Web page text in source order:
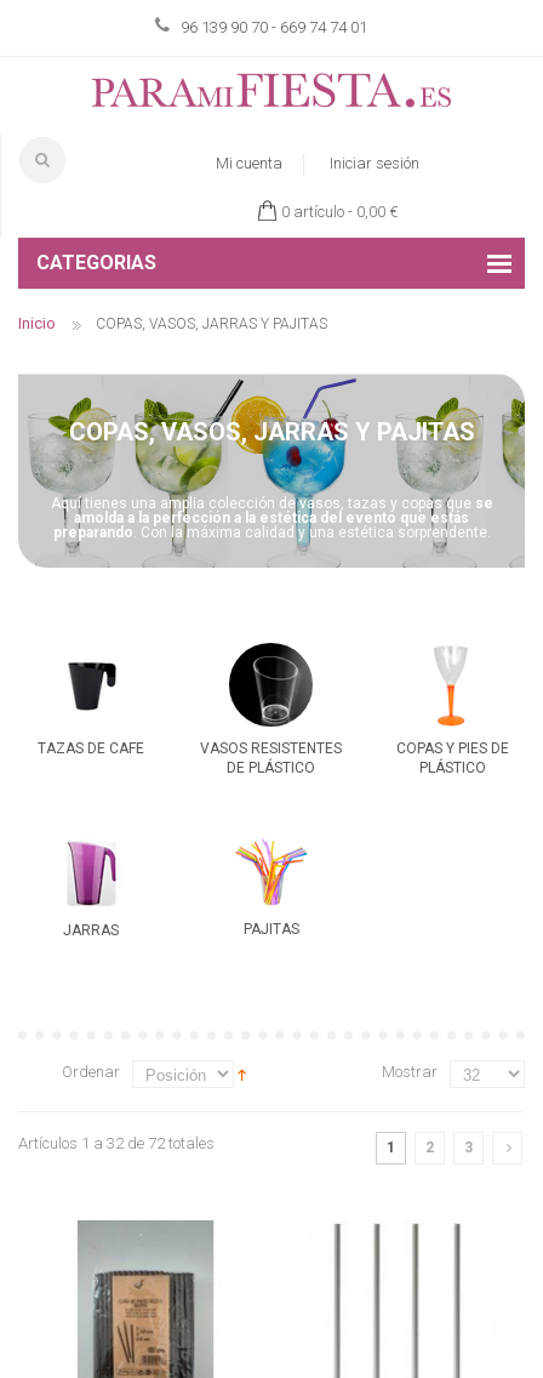
96 139 90 70 - 669 74 74 01
Mi cuenta Iniciar sesión
0 artículo - 0,00 €
CATEGORIAS
Inicio COPAS, VASOS, JARRAS Y PAJITAS
COPAS, VASOS, JARRAS Y PAJITAS
Aquí tienes una amplia colección de vasos, tazas y copas que se
amolda a la perfección a la estética del evento que estás
preparando. Con la máxima calidad y una estética sorprendente.
TAZAS DE CAFE
VASOS RESISTENTES
DE PLÁSTICO
COPAS Y PIES DE
PLÁSTICO
JARRAS PAJITAS
Ordenar Mostrar
Artículos 1 a 32 de 72 totales 1 2 3